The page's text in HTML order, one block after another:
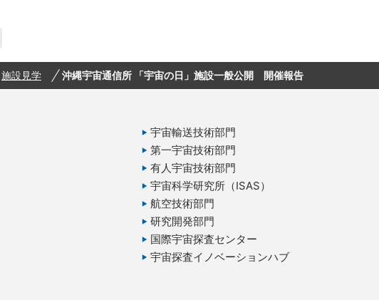
施設見学 沖縄宇宙通信所 「宇宙の日」施設一般公開 開催報告
宇宙輸送技術部門
第一宇宙技術部門
有人宇宙技術部門
宇宙科学研究所（ISAS）
航空技術部門
研究開発部門
国際宇宙探査センター
宇宙探査イノベーションハブ